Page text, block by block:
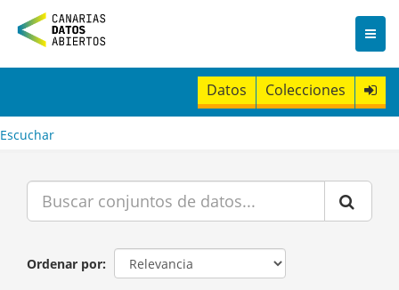
n
t
Datos Colecciones
Escuchar
Ordenar por